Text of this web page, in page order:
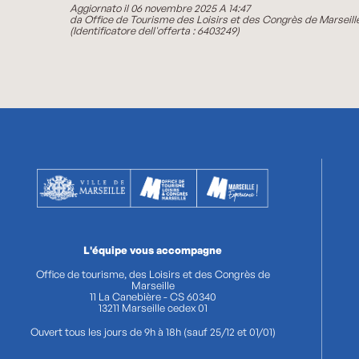
Aggiornato il 06 novembre 2025 A 14:47
da Office de Tourisme des Loisirs et des Congrès de
(Identificatore dell'offerta :6403249)
L'équipe vous accompagne
Office de tourisme, des Loisirs et des Congrès de
Marseille
11 La Canebière - CS 60340
13211 Marseille cedex 01
Ouvert tous les jours de 9h à 18h (sauf 25/12 et 01/01)